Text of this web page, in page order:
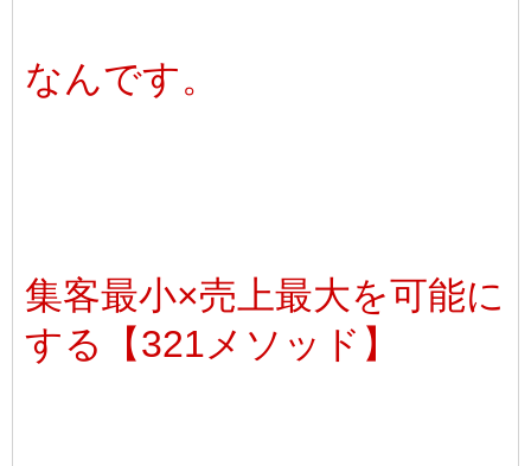
なんです。
集客最小×売上最大を可能に
する【321メソッド】